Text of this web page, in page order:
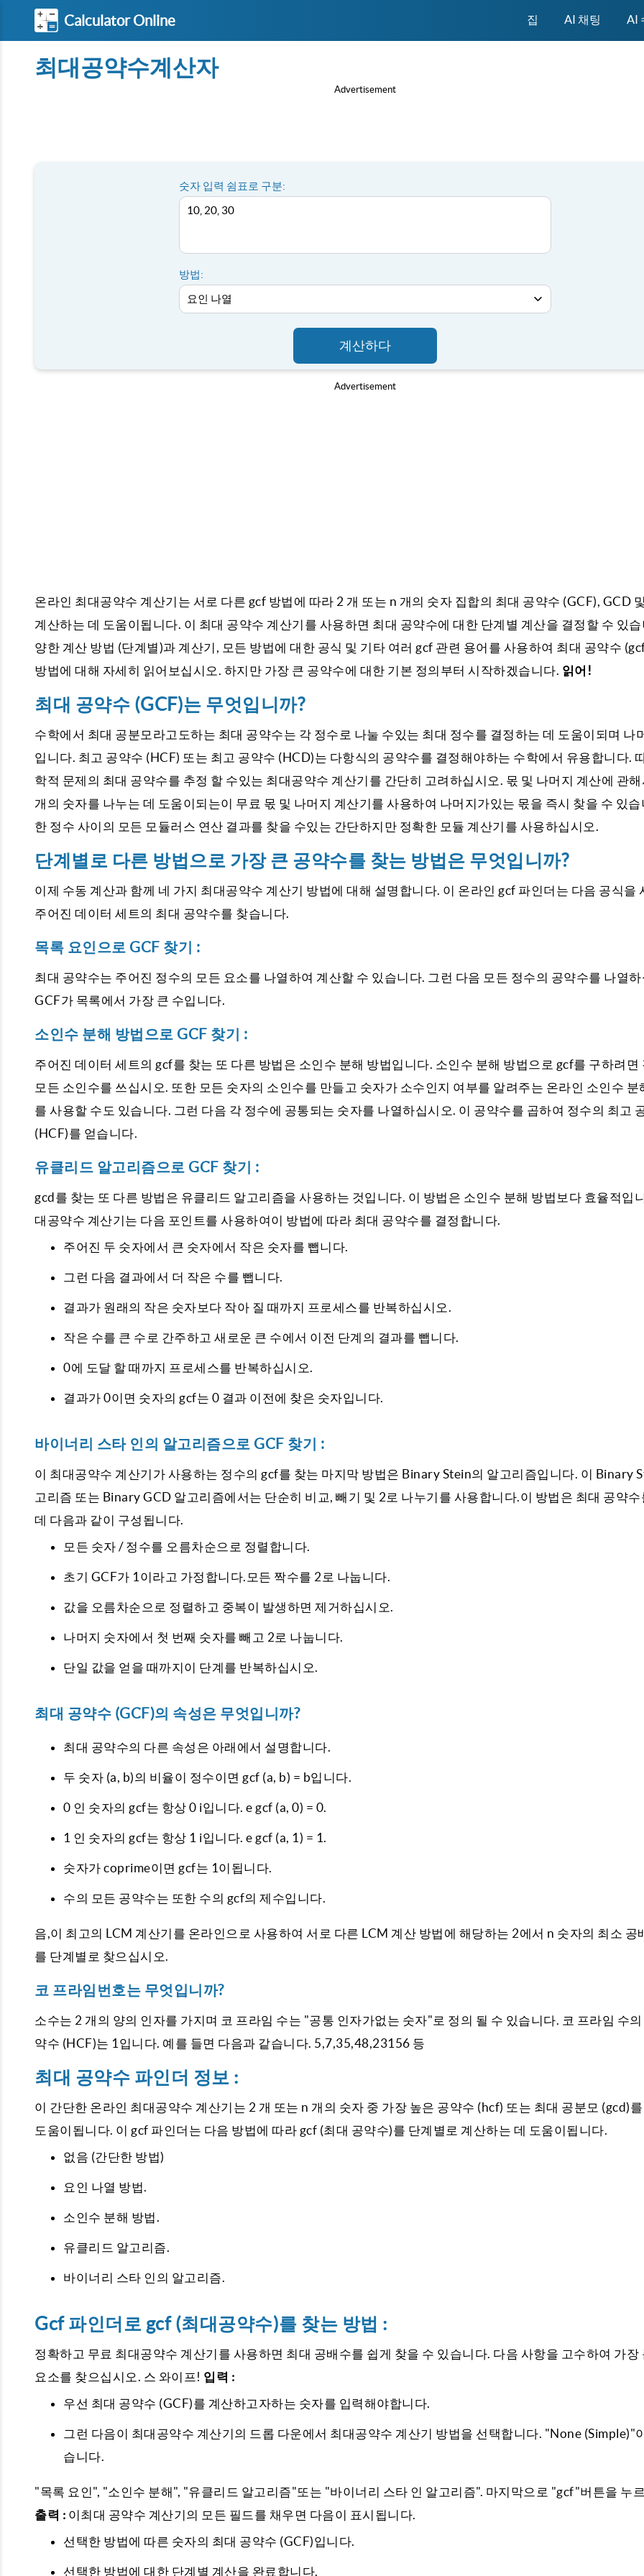
Calculator Online 집 AI 채팅 AI
최대공약수계산자
Advertisement
숫자 입력 쉼표로 구분:
방법:
계산하다
Advertisement
온라인 최대공약수 계산기는 서로 다른 gcf 방법에 따라 2 개 또는 n 개의 숫자 집합의 최대 공약수 (GCF), GCD
계산하는 데 도움이됩니다. 이 최대 공약수 계산기를 사용하면 최대 공약수에 대한 단계별 계산을 결정할 수 있
양한 계산 방법 (단계별)과 계산기, 모든 방법에 대한 공식 및 기타 여러 gcf 관련 용어를 사용하여 최대 공약수
방법에 대해 자세히 읽어보십시오. 하지만 가장 큰 공약수에 대한 기본 정의부터 시작하겠습니다. 읽어!
최대 공약수 (GCF)는 무엇입니까?
수학에서 최대 공분모라고도하는 최대 공약수는 각 정수로 나눌 수있는 최대 정수를 결정하는 데 도움이되며 나
입니다. 최고 공약수 (HCF) 또는 최고 공약수 (HCD)는 다항식의 공약수를 결정해야하는 수학에서 유용합니다.
학적 문제의 최대 공약수를 추정 할 수있는 최대공약수 계산기를 간단히 고려하십시오. 몫 및 나머지 계산에 관해
개의 숫자를 나누는 데 도움이되는이 무료 몫 및 나머지 계산기를 사용하여 나머지가있는 몫을 즉시 찾을 수 있습
한 정수 사이의 모든 모듈러스 연산 결과를 찾을 수있는 간단하지만 정확한 모듈 계산기를 사용하십시오.
단계별로 다른 방법으로 가장 큰 공약수를 찾는 방법은 무엇입니까?
이제 수동 계산과 함께 네 가지 최대공약수 계산기 방법에 대해 설명합니다. 이 온라인 gcf 파인더는 다음 공식을
주어진 데이터 세트의 최대 공약수를 찾습니다.
목록 요인으로 GCF 찾기 :
최대 공약수는 주어진 정수의 모든 요소를 ​​나열하여 계산할 수 있습니다. 그런 다음 모든 정수의 공약수를 나열
GCF가 목록에서 가장 큰 수입니다.
소인수 분해 방법으로 GCF 찾기 :
주어진 데이터 세트의 gcf를 찾는 또 다른 방법은 소인수 분해 방법입니다. 소인수 분해 방법으로 gcf를 구하려면
모든 소인수를 쓰십시오. 또한 모든 숫자의 소인수를 만들고 숫자가 소수인지 여부를 알려주는 온라인 소인수 분
를 사용할 수도 있습니다. 그런 다음 각 정수에 공통되는 숫자를 나열하십시오. 이 공약수를 곱하여 정수의 최고
(HCF)를 얻습니다.
유클리드 알고리즘으로 GCF 찾기 :
gcd를 찾는 또 다른 방법은 유클리드 알고리즘을 사용하는 것입니다. 이 방법은 소인수 분해 방법보다 효율적입
대공약수 계산기는 다음 포인트를 사용하여이 방법에 따라 최대 공약수를 결정합니다.
주어진 두 숫자에서 큰 숫자에서 작은 숫자를 뺍니다.
그런 다음 결과에서 더 작은 수를 뺍니다.
결과가 원래의 작은 숫자보다 작아 질 때까지 프로세스를 반복하십시오.
작은 수를 큰 수로 간주하고 새로운 큰 수에서 이전 단계의 결과를 뺍니다.
0에 도달 할 때까지 프로세스를 반복하십시오.
결과가 0이면 숫자의 gcf는 0 결과 이전에 찾은 숫자입니다.
바이너리 스타 인의 알고리즘으로 GCF 찾기 :
이 최대공약수 계산기가 사용하는 정수의 gcf를 찾는 마지막 방법은 Binary Stein의 알고리즘입니다. 이 Binary
고리즘 또는 Binary GCD 알고리즘에서는 단순히 비교, 빼기 및 2로 나누기를 사용합니다.이 방법은 최대 공약수
데 다음과 같이 구성됩니다.
모든 숫자 / 정수를 오름차순으로 정렬합니다.
초기 GCF가 1이라고 가정합니다.모든 짝수를 2로 나눕니다.
값을 오름차순으로 정렬하고 중복이 발생하면 제거하십시오.
나머지 숫자에서 첫 번째 숫자를 빼고 2로 나눕니다.
단일 값을 얻을 때까지이 단계를 반복하십시오.
최대 공약수 (GCF)의 속성은 무엇입니까?
최대 공약수의 다른 속성은 아래에서 설명합니다.
두 숫자 (a, b)의 비율이 정수이면 gcf (a, b) = b입니다.
0 인 숫자의 gcf는 항상 0 i입니다. e gcf (a, 0) = 0.
1 인 숫자의 gcf는 항상 1 i입니다. e gcf (a, 1) = 1.
숫자가 coprime이면 gcf는 1이됩니다.
수의 모든 공약수는 또한 수의 gcf의 제수입니다.
음,이 최고의 LCM 계산기를 온라인으로 사용하여 서로 다른 LCM 계산 방법에 해당하는 2에서 n 숫자의 최소 공
를 단계별로 찾으십시오.
코 프라임번호는 무엇입니까?
소수는 2 개의 양의 인자를 가지며 코 프라임 수는 "공통 인자가없는 숫자"로 정의 될 수 있습니다. 코 프라임 수의
약수 (HCF)는 1입니다. 예를 들면 다음과 같습니다. 5,7,35,48,23156 등
최대 공약수 파인더 정보 :
이 간단한 온라인 최대공약수 계산기는 2 개 또는 n 개의 숫자 중 가장 높은 공약수 (hcf) 또는 최대 공분모 (gcd)를
도움이됩니다. 이 gcf 파인더는 다음 방법에 따라 gcf (최대 공약수)를 단계별로 계산하는 데 도움이됩니다.
없음 (간단한 방법)
요인 나열 방법.
소인수 분해 방법.
유클리드 알고리즘.
바이너리 스타 인의 알고리즘.
Gcf 파인더로 gcf (최대공약수)를 찾는 방법 :
정확하고 무료 최대공약수 계산기를 사용하면 최대 공배수를 쉽게 찾을 수 있습니다. 다음 사항을 고수하여 가장
요소를 찾으십시오. 스 와이프! 입력 :
우선 최대 공약수 (GCF)를 계산하고자하는 숫자를 입력해야합니다.
그런 다음이 최대공약수 계산기의 드롭 다운에서 최대공약수 계산기 방법을 선택합니다. "None (Simple)"
습니다.
"목록 요인", "소인수 분해", "유클리드 알고리즘"또는 "바이너리 스타 인 알고리즘". 마지막으로 "gcf"버튼을 누
출력 : 이최대 공약수 계산기의 모든 필드를 채우면 다음이 표시됩니다.
선택한 방법에 따른 숫자의 최대 공약수 (GCF)입니다.
선택한 방법에 대한 단계별 계산을 완료합니다.